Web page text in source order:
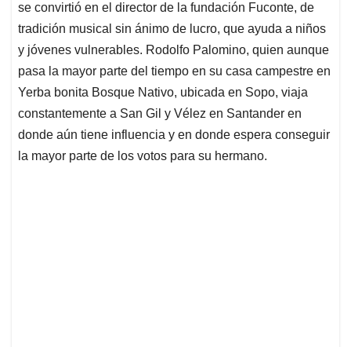
se convirtió en el director de la fundación Fuconte, de
tradición musical sin ánimo de lucro, que ayuda a niños
y jóvenes vulnerables. Rodolfo Palomino, quien aunque
pasa la mayor parte del tiempo en su casa campestre en
Yerba bonita Bosque Nativo, ubicada en Sopo, viaja
constantemente a San Gil y Vélez en Santander en
donde aún tiene influencia y en donde espera conseguir
la mayor parte de los votos para su hermano.